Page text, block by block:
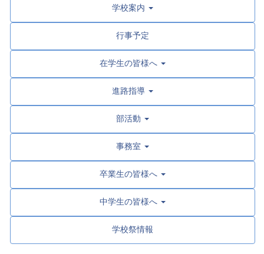
学校案内
行事予定
在学生の皆様へ
進路指導
部活動
事務室
卒業生の皆様へ
中学生の皆様へ
学校祭情報